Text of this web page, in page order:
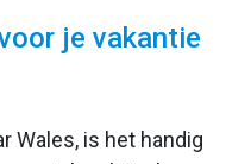
je vakantie
Wales, is het handig